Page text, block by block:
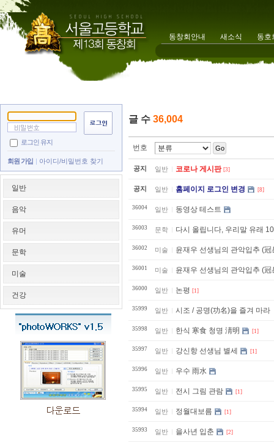
동창회안내 새소식 동호
로그인 유지
회원 가입 아이디/비밀번호 찾기
일반
음악
유머
문학
미술
건강
글 수 36,004
번호 Go
공지 일반 코로나 게시판 [3]
공지 일반 홈페이지 로그인 변경 [8]
36004 일반 동영상 테스트
36003 문학 다시 올립니다, 우리말 유래
36002 미술 윤재우 선생님의 관악입추 (冠
36001 미술 윤재우 선생님의 관악입추 (冠
36000 일반 논평 [1]
35999 일반 시조 / 공명(功名)을 즐겨 마라
35998 일반 한식 寒食 청명 淸明 [1]
35997 일반 강신항 선생님 별세 [1]
35996 일반 우수 雨水
35995 일반 전시 그림 관람 [1]
35994 일반 정월대보름 [1]
35993 일반 을사년 입춘 [2]